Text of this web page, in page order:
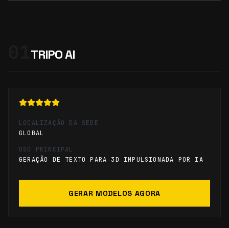
TRIPO AI
LOCALIZAÇÃO DA SEDE
GLOBAL
USO PRINCIPAL
GERAÇÃO DE TEXTO PARA 3D IMPULSIONADA POR IA
GERAR MODELOS AGORA